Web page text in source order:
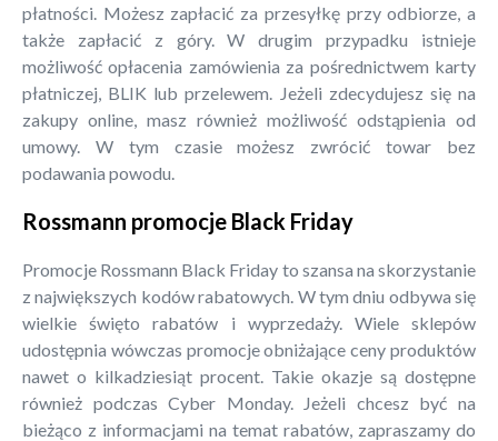
płatności. Możesz zapłacić za przesyłkę przy odbiorze, a
także zapłacić z góry. W drugim przypadku istnieje
możliwość opłacenia zamówienia za pośrednictwem karty
płatniczej, BLIK lub przelewem. Jeżeli zdecydujesz się na
zakupy online, masz również możliwość odstąpienia od
umowy. W tym czasie możesz zwrócić towar bez
podawania powodu.
Rossmann promocje Black Friday
Promocje Rossmann Black Friday to szansa na skorzystanie
z największych kodów rabatowych. W tym dniu odbywa się
wielkie święto rabatów i wyprzedaży. Wiele sklepów
udostępnia wówczas promocje obniżające ceny produktów
nawet o kilkadziesiąt procent. Takie okazje są dostępne
również podczas Cyber Monday. Jeżeli chcesz być na
bieżąco z informacjami na temat rabatów, zapraszamy do